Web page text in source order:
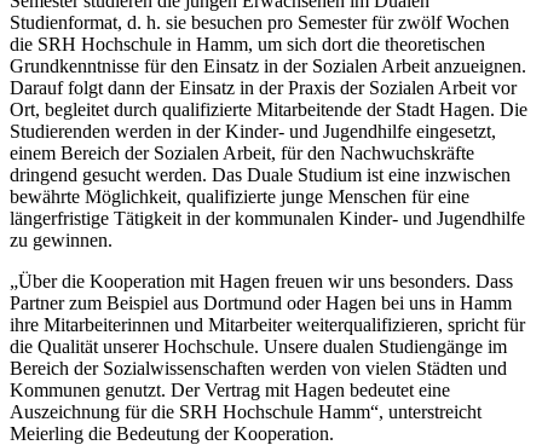
Studienformat, d. h. sie besuchen pro Semester für zwölf Wochen
die SRH Hochschule in Hamm, um sich dort die theoretischen
Grundkenntnisse für den Einsatz in der Sozialen Arbeit anzueignen.
Darauf folgt dann der Einsatz in der Praxis der Sozialen Arbeit vor
Ort, begleitet durch qualifizierte Mitarbeitende der Stadt Hagen. Die
Studierenden werden in der Kinder- und Jugendhilfe eingesetzt,
einem Bereich der Sozialen Arbeit, für den Nachwuchskräfte
dringend gesucht werden. Das Duale Studium ist eine inzwischen
bewährte Möglichkeit, qualifizierte junge Menschen für eine
längerfristige Tätigkeit in der kommunalen Kinder- und Jugendhilfe
zu gewinnen.
„Über die Kooperation mit Hagen freuen wir uns besonders. Dass
Partner zum Beispiel aus Dortmund oder Hagen bei uns in Hamm
ihre Mitarbeiterinnen und Mitarbeiter weiterqualifizieren, spricht für
die Qualität unserer Hochschule. Unsere dualen Studiengänge im
Bereich der Sozialwissenschaften werden von vielen Städten und
Kommunen genutzt. Der Vertrag mit Hagen bedeutet eine
Auszeichnung für die SRH Hochschule Hamm“, unterstreicht
Meierling die Bedeutung der Kooperation.